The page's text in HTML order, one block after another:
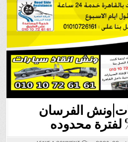
الفرسان